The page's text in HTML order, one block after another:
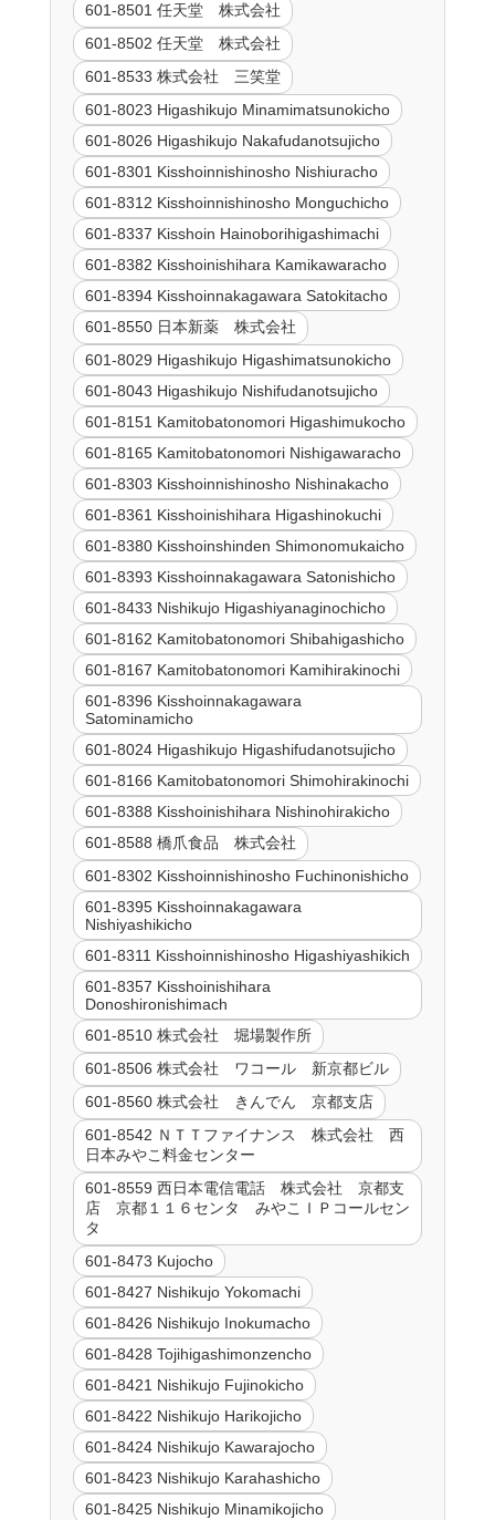
601-8501 任天堂 株式会社
601-8502 任天堂 株式会社
601-8533 株式会社 三笑堂
601-8023 Higashikujo Minamimatsunokicho
601-8026 Higashikujo Nakafudanotsujicho
601-8301 Kisshoinnishinosho Nishiuracho
601-8312 Kisshoinnishinosho Monguchicho
601-8337 Kisshoin Hainoborihigashimachi
601-8382 Kisshoinishihara Kamikawaracho
601-8394 Kisshoinnakagawara Satokitacho
601-8550 日本新薬 株式会社
601-8029 Higashikujo Higashimatsunokicho
601-8043 Higashikujo Nishifudanotsujicho
601-8151 Kamitobatonomori Higashimukocho
601-8165 Kamitobatonomori Nishigawaracho
601-8303 Kisshoinnishinosho Nishinakacho
601-8361 Kisshoinishihara Higashinokuchi
601-8380 Kisshoinshinden Shimonomukaicho
601-8393 Kisshoinnakagawara Satonishicho
601-8433 Nishikujo Higashiyanaginochicho
601-8162 Kamitobatonomori Shibahigashicho
601-8167 Kamitobatonomori Kamihirakinochi
601-8396 Kisshoinnakagawara
Satominamicho
601-8024 Higashikujo Higashifudanotsujicho
601-8166 Kamitobatonomori Shimohirakinochi
601-8388 Kisshoinishihara Nishinohirakicho
601-8588 橋爪食品 株式会社
601-8302 Kisshoinnishinosho Fuchinonishicho
601-8395 Kisshoinnakagawara
Nishiyashikicho
601-8311 Kisshoinnishinosho Higashiyashikich
601-8357 Kisshoinishihara
Donoshironishimach
601-8510 株式会社 堀場製作所
601-8506 株式会社 ワコール 新京都ビル
601-8560 株式会社 きんでん 京都支店
601-8542 ＮＴＴファイナンス 株式会社 西
日本みやこ料金センター
601-8559 西日本電信電話 株式会社 京都支
店 京都１１６センタ みやこＩＰコールセン
タ
601-8473 Kujocho
601-8427 Nishikujo Yokomachi
601-8426 Nishikujo Inokumacho
601-8428 Tojihigashimonzencho
601-8421 Nishikujo Fujinokicho
601-8422 Nishikujo Harikojicho
601-8424 Nishikujo Kawarajocho
601-8423 Nishikujo Karahashicho
601-8425 Nishikujo Minamikojicho